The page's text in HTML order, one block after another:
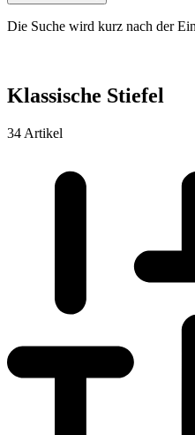
Die Suche wird kurz nach der
Klassische Stiefel
34 Artikel